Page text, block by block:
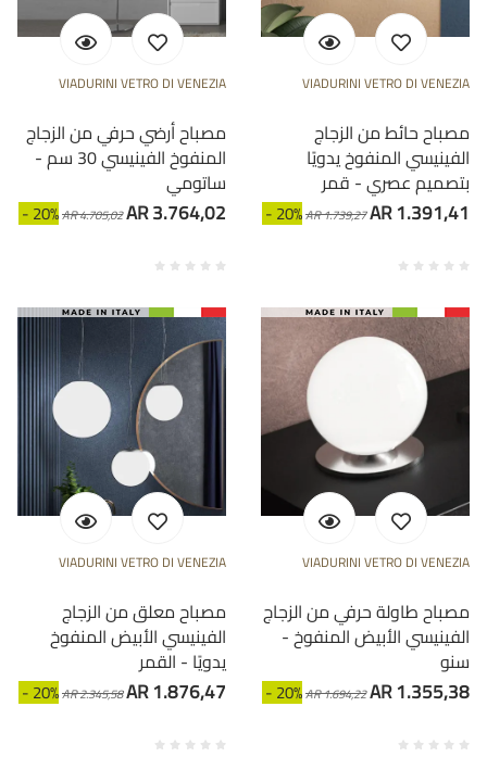
VIADURINI VETRO DI VENEZIA
مصباح أرضي حرفي من الزجاج
المنفوخ الفينيسي 30 سم -
ساتومي
- 20%AR 4.705,02AR 3.764,02
VIADURINI VETRO DI VENEZIA
مصباح حائط من الزجاج
الفينيسي المنفوخ يدويًا
بتصميم عصري - قمر
- 20%AR 1.739,27AR 1.391,41
VIADURINI VETRO DI VENEZIA
مصباح معلق من الزجاج
الفينيسي الأبيض المنفوخ
يدويًا - القمر
- 20%AR 2.345,58AR 1.876,47
VIADURINI VETRO DI VENEZIA
مصباح طاولة حرفي من الزجاج
الفينيسي الأبيض المنفوخ -
سنو
- 20%AR 1.694,22AR 1.355,38